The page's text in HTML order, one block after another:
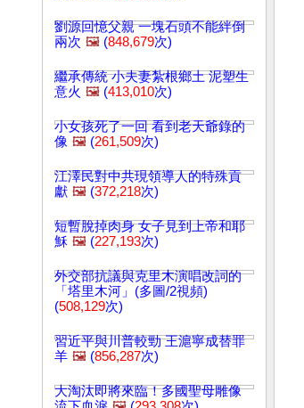
劉源回憶父親 一塊石頭不能絆倒
兩次 🖼️ (848,679次)
繼承傳統 小夫妻紮根鄉土 泥塑生
意火 🖼️ (413,010次)
小女孩死了一回 看到老天爺錄的
像 🖼️ (261,509次)
江澤民對中共現領導人的特殊貢
獻 🖼️ (372,218次)
短暫脫掉肉身 女子見到上帝和耶
穌 🖼️ (227,193次)
外交部抗議與克里木演唱改詞的
「塔里木河」(多圖/2視頻)
(508,129次)
習近平與川普較勁 王滬寧成替罪
羊 🖼️ (856,287次)
大淘汰即將來臨！多國聖母雕像